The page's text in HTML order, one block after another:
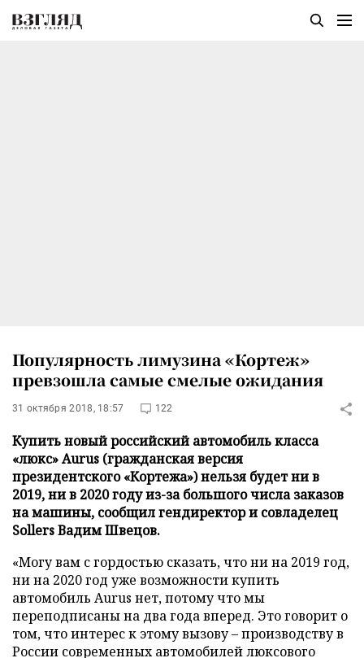
Популярность лимузина «Кортеж»
превзошла самые смелые ожидания
31 октября 2018, 18:57 122
Купить новый российский автомобиль класса
«люкс» Aurus (гражданская версия
президентского «Кортежа») нельзя будет ни в
2019, ни в 2020 году из-за большого числа заказов
на машины, сообщил гендиректор и совладелец
Sollers Вадим Швецов.
«Могу вам с гордостью сказать, что ни на 2019 год,
ни на 2020 год уже возможности купить
автомобиль Aurus нет, потому что мы
переподписаны на два года вперед. Это говорит о
том, что интерес к этому вызову – производству в
России современных автомобилей люксового